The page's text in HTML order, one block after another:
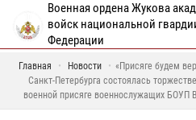
Военная ордена Жукова
войск национальной
Федерации
Главная Новости
«Присяге будем
Санкт-Петербурга состоялась
военной присяге военнослужащих БОУП